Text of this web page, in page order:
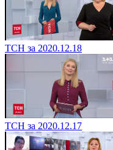
ТСН за 2020.12.18
ТСН за 2020.12.17